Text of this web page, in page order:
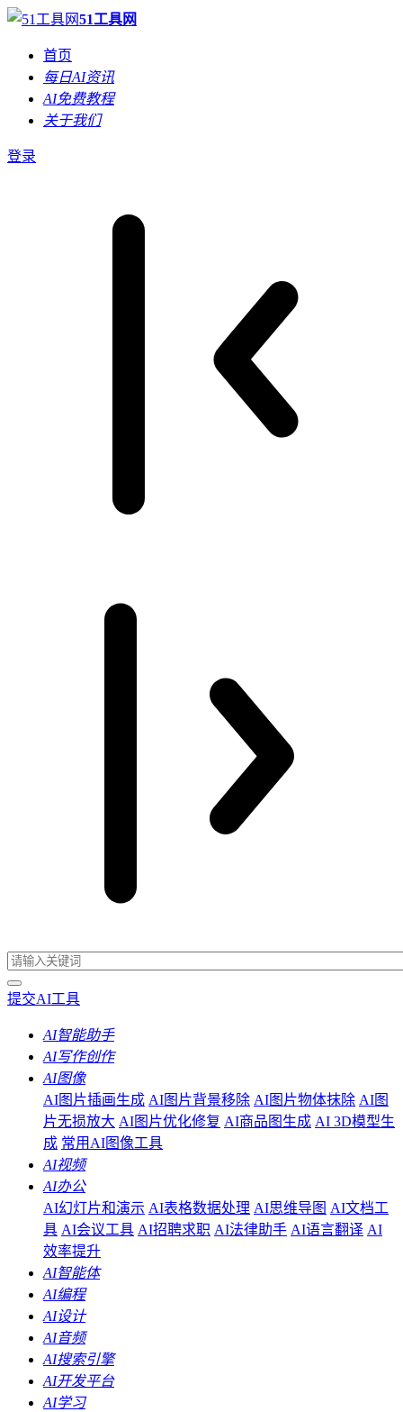
51工具网
首页
每日AI资讯
AI免费教程
关于我们
登录
提交AI工具
AI智能助手
AI写作创作
AI图像
AI图片插画生成 AI图片背景移除 AI图片物体抹除 AI图
片无损放大 AI图片优化修复 AI商品图生成 AI 3D模型生
成 常用AI图像工具
AI视频
AI办公
AI幻灯片和演示 AI表格数据处理 AI思维导图 AI文档工
具 AI会议工具 AI招聘求职 AI法律助手 AI语言翻译 AI
效率提升
AI智能体
AI编程
AI设计
AI音频
AI搜索引擎
AI开发平台
AI学习